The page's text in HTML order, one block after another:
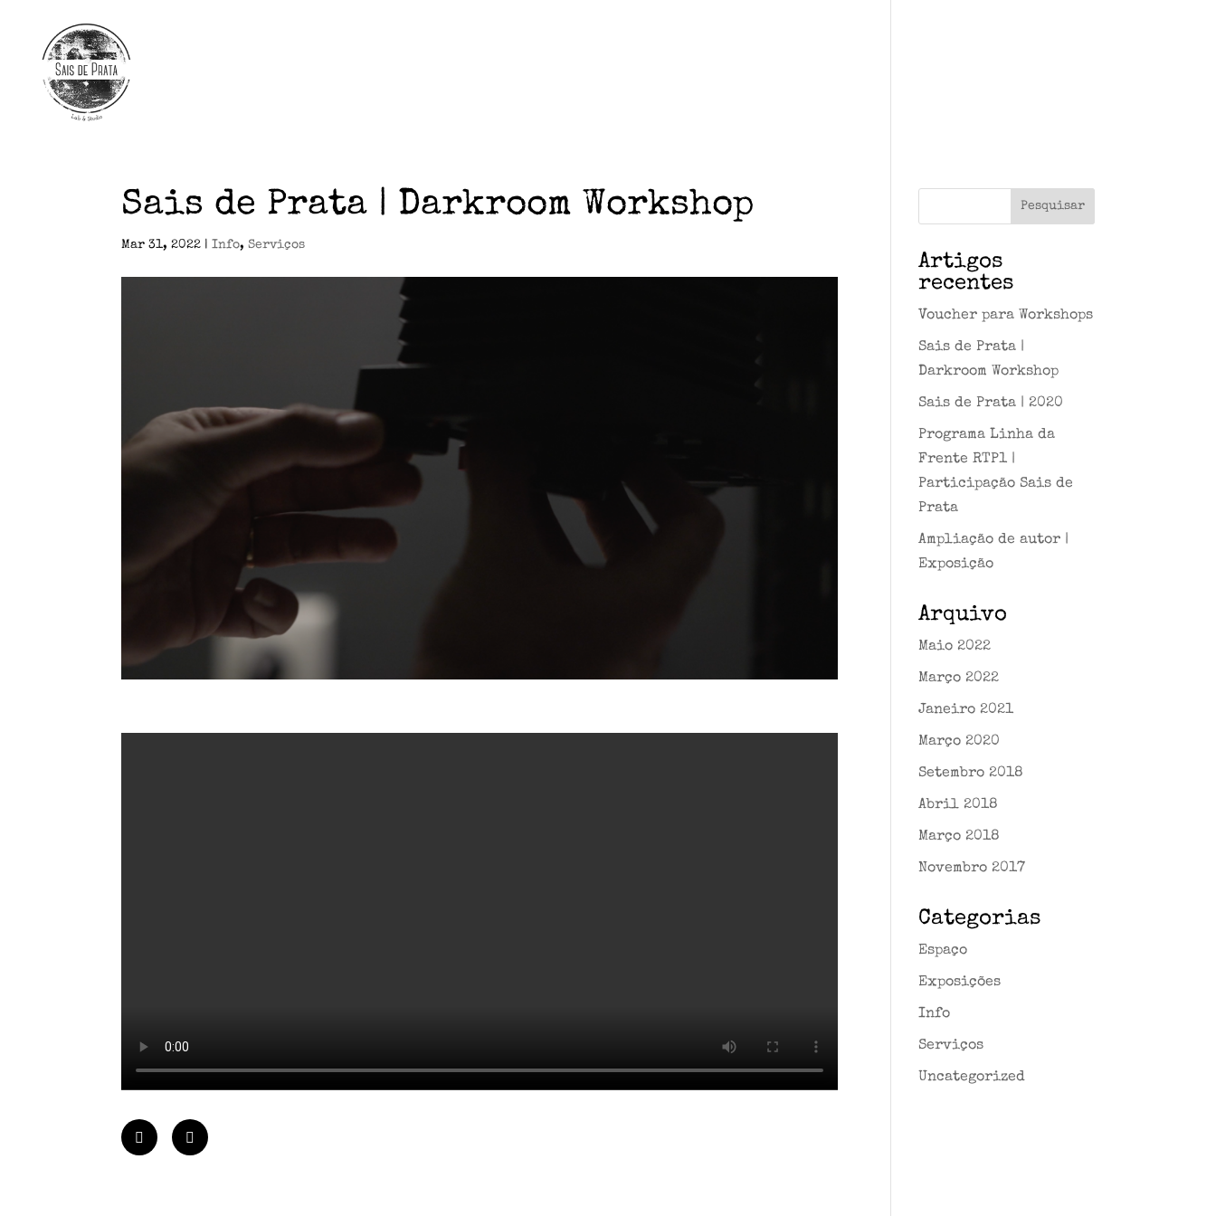
Sais de Prata | Darkroom Workshop
Mar 31, 2022 |Info,Serviços
Artigos
recentes
Voucher para Workshops
Sais de Prata |
Darkroom Workshop
Sais de Prata | 2020
Programa Linha da
Frente RTP1 |
Participação Sais de
Prata
Ampliação de autor |
Exposição
Arquivo
Maio 2022
Março 2022
Janeiro 2021
Março 2020
Setembro 2018
Abril 2018
Março 2018
Novembro 2017
Categorias
Espaço
Exposições
Info
Serviços
Uncategorized